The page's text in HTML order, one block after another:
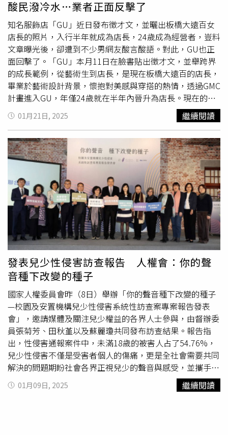
北市某私立小學副導師期間，認識了同校新進實習女教師小
美（化名），吳男卻假冒某立委辦公室助理，佯裝可以幫忙
轉為正職老師，並將與陳女結婚為由，邀請對方當伴娘，還
招待到自己老家花蓮旅遊。小美迫於人情壓力同意此次出
行，卻在旅途中遭吳男言語騷擾，甚至被邀請與吳南、陳女
3人一起泡湯，當時小美立刻拒絕，並在旅途結束後到警局
報案，提告性騷擾。可怕的是，吳男還衝到校門堵人，讓小
美嚇得再次報案，提告跟騷。怎料，吳男被告後，卻讓陳女
以奇怪的理由，到警局報案反控是小美跟騷，校方得知此事
後，依規定開校評會釐清，最終決定將陳女開除。然而，吳
男得知陳女被炒魷魚後，竟然跑去找議員服務處陳情，謊稱
妻子被跟騷，卻反遭校方開除，而議員辦公室查證後，發現
吳男所說的不是事實，沒有進一步接受處理。
酸民潑冷水…業者正面反擊了
知名服飾店「GU」近日發布徵才文，並曬出板橋大遠百女
店長的照片，入行半年就成為店長，24歲成為經營者，豈料
文章曝光後，卻遭到不少男網友酸言酸語。對此，GU也正
面回擊了。「GU」本月11日在臉書貼出徵才文，並舉跨界
的成長範例，從藝術生到店長，是現在板橋大遠百的店長，
畢業於藝術設計背景，懷抱對美感與穿搭的熱情，透過GMC
計畫進入GU，年僅24歲就在半年內晉升為店長。現在的板
橋大遠百店長。（圖／翻攝自GU Taiwan臉書）只不過，貼
文底下引來酸民的回應，讓其他網友打抱不平，「一群看到
看看就知道了，無知還講話這麼大聲，蠢要懂得藏拙，不要
把平滑的大腦展現給所有人看」、「女性成為管理職就跟你
們男性成為管理職一樣，憑什麼有女性成為管理職的時候要
被男性 言語騷擾、酸？因為你們當不成嗎？」對此，
「GU」昨（20日）在底下留言回應，強調GMC制度晉升店
長過程中，需通過數次多方面綜合考核，經過包含台灣事業
體最高主管（營運長）在內，至少六位不同部門之主管審核
評鑑，是快速、明確、公開的晉升方式，更需要每位人才全
力以赴地付出與實踐，才有可能達成目標。「GU」肯定現
在的板橋大遠百店長入社以來的努力付出與工作成果，還有
為公司持續創造的價值，「我們相信年齡與性別，從來不是
侷限夢想與發展的羈絆，憑藉自身力量，在GU每個人都享
有無限可能」，同時也呼籲網友理性發言，切勿輕率臆測或
影射發言，以免不慎誤觸法網。
01月21日, 2025 繼續閱讀
發表兒少性侵害訪查報告 人權會：你的聲
音種下改變的種子
國家人權委員會昨（8日）舉辦「你的聲音種下改變的種子
—校園及安置機構兒少性侵害系統性訪查案專案報告發表
會」，邀請媒體及關注兒少權益的各界人士參與，由督辦委
員張菊芳、田秋堇以及蘇麗瓊共同發布訪查結果。報告指
出，性侵害通報案件中，未滿18歲的被害人占了54.76%，
兒少性侵害不僅是受害者個人的傷痛，更是全社會需要共同
解決的問題期盼社會各界正視兒少的聲音與感受，並攜手打
造支持及信任兒少的環境。人權委員會指出，「校園及安置
機構兒少性侵害系統性訪查案」是國家人權委員會於2020
01月09日, 2025 繼續閱讀